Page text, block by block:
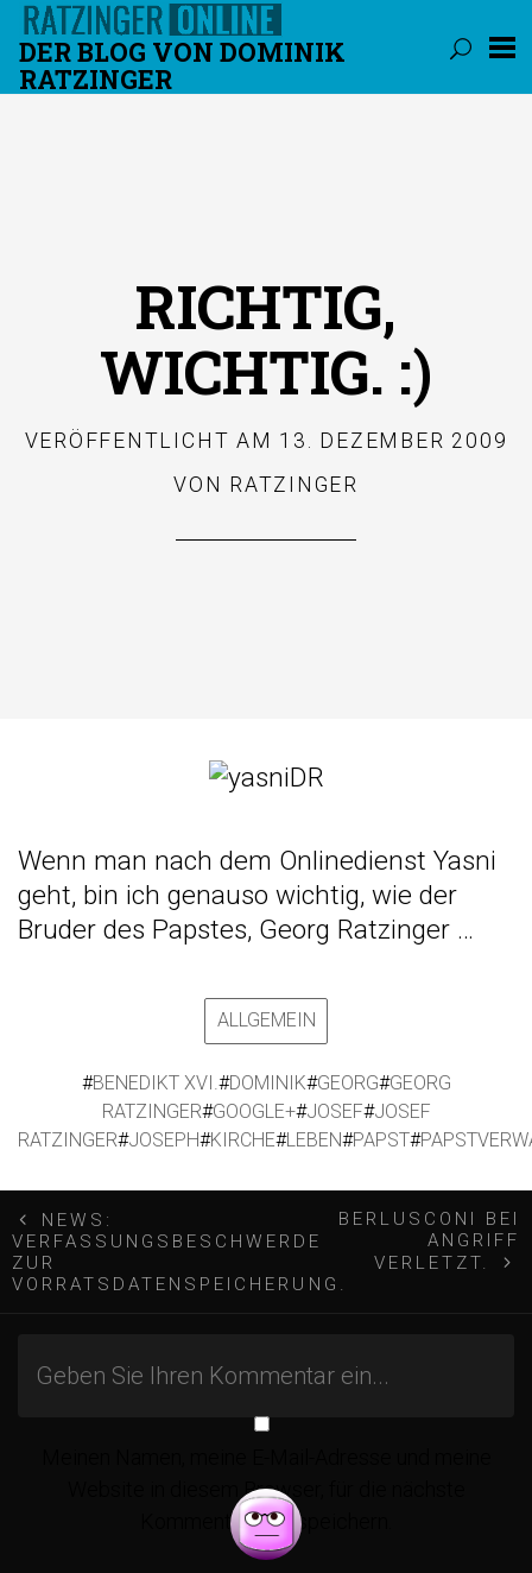
DER BLOG VON DOMINIK
RATZINGER
RICHTIG,
WICHTIG. :)
VERÖFFENTLICHT AM 13. DEZEMBER 2009
VON RATZINGER
Wenn man nach dem Onlinedienst Yasni
geht, bin ich genauso wichtig, wie der
Bruder des Papstes, Georg Ratzinger …
ALLGEMEIN
#BENEDIKT XVI.#DOMINIK#GEORG#GEORG
RATZINGER#GOOGLE+#JOSEF#JOSEF
RATZINGER#JOSEPH#KIRCHE#LEBEN#PAPST#
B
e
NEWS:
VERFASSUNGSBESCHWERDE
ZUR
VORRATSDATENSPEICHERUNG.
BERLUSCONI BEI
ANGRIFF
VERLETZT.
Website in diesem Browser, für die nächste
Kommentierung, speichern.